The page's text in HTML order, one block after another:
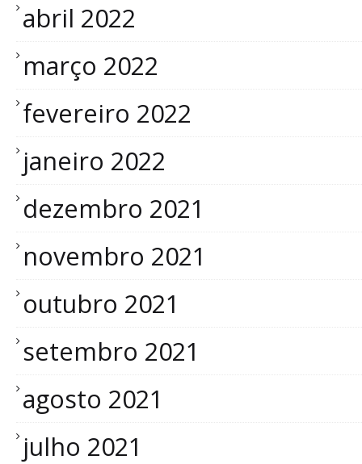
abril 2022
março 2022
fevereiro 2022
janeiro 2022
dezembro 2021
novembro 2021
outubro 2021
setembro 2021
agosto 2021
julho 2021